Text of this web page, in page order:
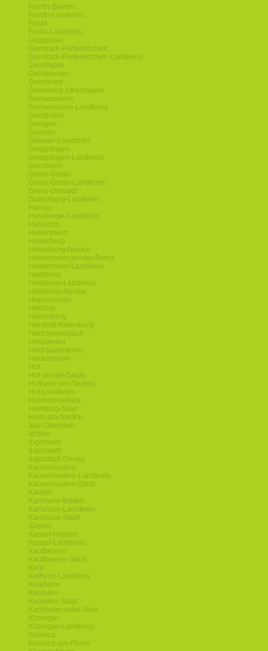
Fuerth-Bayern
Fuerth-Landkreis
Fulda
Fulda-Landkreis
Gaggenau
Garmisch-Partenkirchen
Garmisch-Partenkirchen-Landkreis
Geislingen
Gelnhausen
Geretsried
Germering-Oberbayern
Germersheim
Germersheim-Landkreis
Gersthofen
Giengen
Giessen
Giessen-Landkreis
Goeppingen
Goeppingen-Landkreis
Griesheim
Gross-Gerau
Gross-Gerau-Landkreis
Gross-Umstadt
Guenzburg-Landkreis
Hanau
Hassberge-Landkreis
Hassloch
Hattersheim
Heidelberg
Heidelberg-Neckar
Heidenheim-an-der-Brenz
Heidenheim-Landkreis
Heilbronn
Heilbronn-Landkreis
Heilbronn-Neckar
Heppenheim
Herborn
Herrenberg
Hersfeld-Rotenburg
Herzogenaurach
Heusweiler
Hochtaunuskreis
Hockenheim
Hof
Hof-an-der-Saale
Hofheim-am-Taunus
Hof-Landkreis
Hohenlohekreis
Homburg-Saar
Horb-am-Neckar
Idar-Oberstein
Idstein
Ingelheim
Ingolstadt
Ingolstadt-Donau
Kaiserslautern
Kaiserslautern-Landkreis
Kaiserslautern-Stadt
Karben
Karlsruhe-Baden
Karlsruhe-Landkreis
Karlsruhe-Stadt
Kassel
Kassel-Hessen
Kassel-Landkreis
Kaufbeuren
Kaufbeuren-Stadt
Kehl
Kelheim-Landkreis
Kelkheim
Kempten
Kempten-Stadt
Kirchheim-unter-Teck
Kitzingen
Kitzingen-Landkreis
Koblenz
Koblenz-am-Rhein